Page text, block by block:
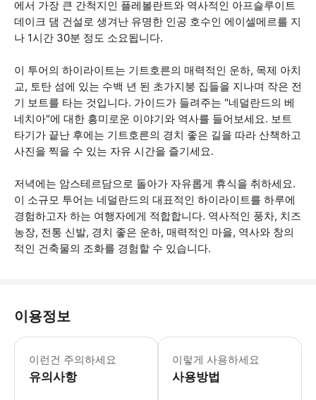
에서 가장 큰 간척지인 플레볼란트와 역사적인 아프슬루이트
데이크 댐 건설로 생겨난 유명한 인공 호수인 에이셀메르를 지
나 1시간 30분 정도 소요됩니다.
이 투어의 하이라이트는 기트호른의 매력적인 운하, 목제 아치
교, 토탄 섬에 있는 수백 년 된 초가지붕 집들을 지나며 작은 전
기 보트를 타는 것입니다. 가이드가 들려주는 "네덜란드의 베
네치아"에 대한 흥미로운 이야기와 역사를 들어보세요. 보트
타기가 끝난 후에는 기트호른의 경치 좋은 길을 따라 산책하고
사진을 찍을 수 있는 자유 시간을 즐기세요.
저녁에는 암스테르담으로 돌아가 자유롭게 휴식을 취하세요.
이 소규모 투어는 네덜란드의 대표적인 하이라이트를 하루에
경험하고자 하는 여행자에게 적합합니다. 역사적인 풍차, 치즈
농장, 전통 신발, 경치 좋은 운하, 매력적인 마을, 역사와 창의
적인 건축물의 조화를 경험할 수 있습니다.
이용정보
이런건 주의하세요
유의사항
투어는 날씨에 관계 없이 진행됩니다.
이렇게 사용하세요
사용방법